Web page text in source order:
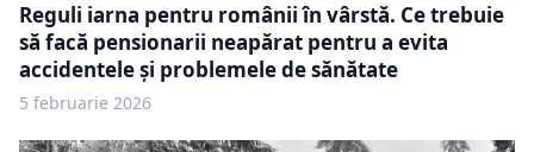
Reguli iarna pentru românii în vârstă. Ce trebuie
să facă pensionarii neapărat pentru a evita
accidentele și problemele de sănătate
5 februarie 2026